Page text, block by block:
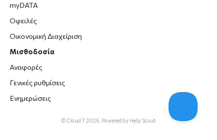
myDATA
Οφειλές
Οικονομική Διαχείριση
Μισθοδοσία
Αναφορές
Γενικές ρυθμίσεις
Ενημερώσεις
© Cloud T 2026. Powered by Help Scout